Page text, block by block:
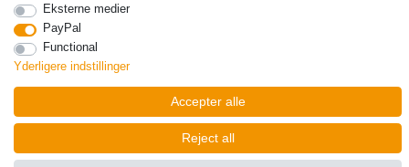
Eksterne medier
PayPal
Functional
Yderligere indstillinger
Accepter alle
Reject all